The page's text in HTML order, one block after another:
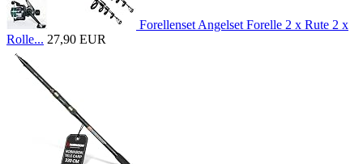
Forellenset Angelset Forelle 2 x Rute 2 x
Rolle... 27,90 EUR